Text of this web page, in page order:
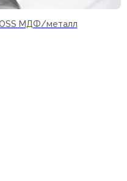
МДФ/металл